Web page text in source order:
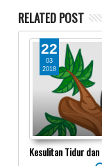
RELATED POST
22
03
2018
Kesulitan Tidur